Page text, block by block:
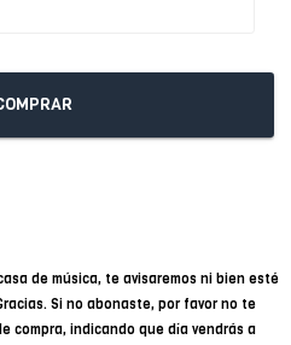
de música, te avisaremos ni bien esté
Si no abonaste, por favor no te
compra, indicando que día vendrás a